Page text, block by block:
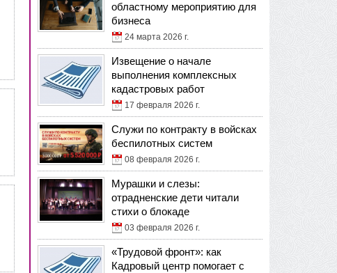
областному мероприятию для
бизнеса
24 марта 2026 г.
Извещение о начале
выполнения комплексных
кадастровых работ
17 февраля 2026 г.
Служи по контракту в войсках
беспилотных систем
08 февраля 2026 г.
Мурашки и слезы:
отрадненские дети читали
стихи о блокаде
03 февраля 2026 г.
«Трудовой фронт»: как
Кадровый центр помогает с